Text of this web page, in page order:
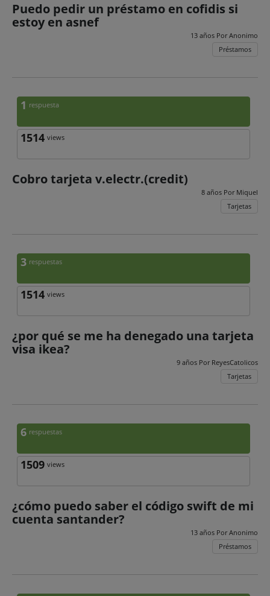
Puedo pedir un préstamo en cofidis si
estoy en asnef
13 años PorAnonimo
Préstamos
1 respuesta
1514 views
Cobro tarjeta v.electr.(credit)
8 años Por Miquel
Tarjetas
3 respuestas
1514 views
¿por qué se me ha denegado una tarjeta
visa ikea?
9 años Por ReyesCatolicos
Tarjetas
6 respuestas
1509 views
¿cómo puedo saber el código swift de mi
cuenta santander?
13 años PorAnonimo
Préstamos